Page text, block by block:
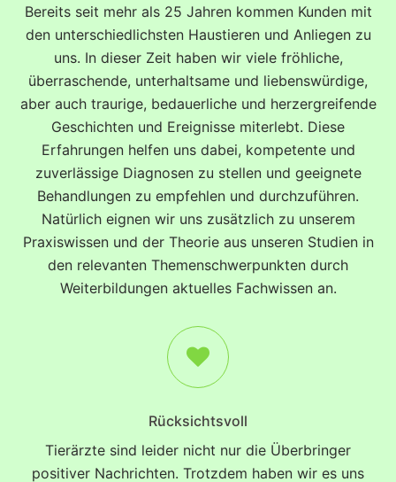
Bereits seit mehr als 25 Jahren kommen Kunden mit
den unterschiedlichsten Haustieren und Anliegen zu
uns. In dieser Zeit haben wir viele fröhliche,
überraschende, unterhaltsame und liebenswürdige,
aber auch traurige, bedauerliche und herzergreifende
Geschichten und Ereignisse miterlebt. Diese
Erfahrungen helfen uns dabei, kompetente und
zuverlässige Diagnosen zu stellen und geeignete
Behandlungen zu empfehlen und durchzuführen.
Natürlich eignen wir uns zusätzlich zu unserem
Praxiswissen und der Theorie aus unseren Studien in
den relevanten Themenschwerpunkten durch
Weiterbildungen aktuelles Fachwissen an.
Rücksichtsvoll
Tierärzte sind leider nicht nur die Überbringer
positiver Nachrichten. Trotzdem haben wir es uns